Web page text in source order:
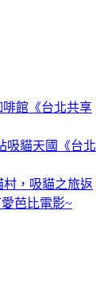
啡館《台北共享
吸貓天國《台北
村，吸貓之旅返
芭比電影~